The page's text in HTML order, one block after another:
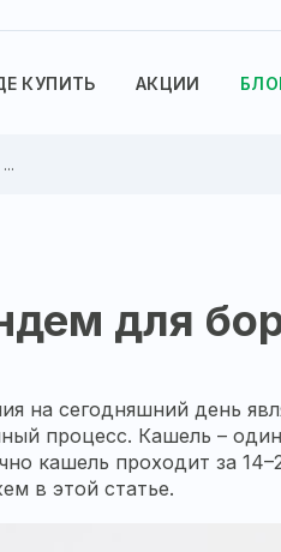
КУПИТЬ АКЦИИ
для
на сегодняшний день
процесс. Кашель –
кашель проходит за
в этой статье.